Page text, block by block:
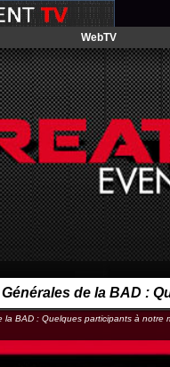
WebTV
de la BAD :
la BAD : Quelques participants à notre